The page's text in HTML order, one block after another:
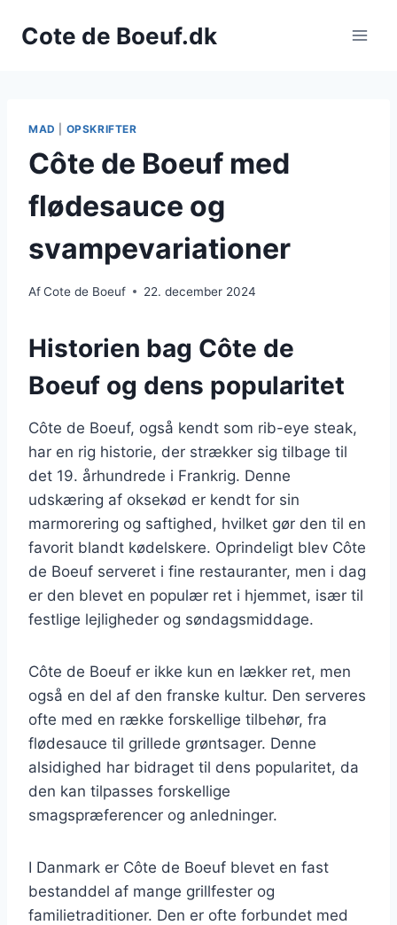
Cote de Boeuf.dk
MAD OPSKRIFTER
Côte de Boeuf med
flødesauce og
svampevariationer
AfCote de Boeuf 22. december 2024
Historien bag Côte de
Boeuf og dens popularitet
Côte de Boeuf, også kendt som rib-eye steak,
har en rig historie, der strækker sig tilbage til
det 19. århundrede i Frankrig. Denne
udskæring af oksekød er kendt for sin
marmorering og saftighed, hvilket gør den til en
favorit blandt kødelskere. Oprindeligt blev Côte
de Boeuf serveret i fine restauranter, men i dag
er den blevet en populær ret i hjemmet, især til
festlige lejligheder og søndagsmiddage.
Côte de Boeuf er ikke kun en lækker ret, men
også en del af den franske kultur. Den serveres
ofte med en række forskellige tilbehør, fra
flødesauce til grillede grøntsager. Denne
alsidighed har bidraget til dens popularitet, da
den kan tilpasses forskellige
smagspræferencer og anledninger.
I Danmark er Côte de Boeuf blevet en fast
bestanddel af mange grillfester og
familietraditioner. Den er ofte forbundet med